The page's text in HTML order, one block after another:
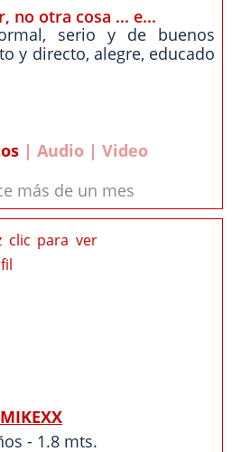
no otra cosa ... e...
serio y de buenos
y directo, alegre, educado
| Audio | Video
más de un mes
MIKEXX
- 1.8 mts.